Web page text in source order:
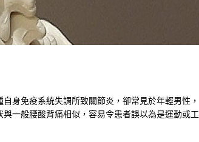
身免疫系統失調所致關節炎，卻常見於年輕男性，
一般腰酸背痛相似，容易令患者誤以為是運動或工